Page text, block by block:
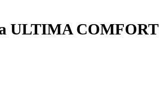
ULTIMA COMFORT